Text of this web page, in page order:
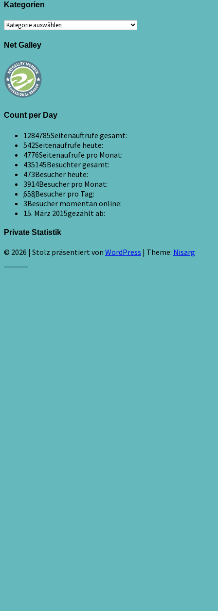
Kategorien
Kategorien
Net Galley
Count per Day
1284785Seitenauftrufe gesamt:
542Seitenaufrufe heute:
4776Seitenaufrufe pro Monat:
435145Besuchter gesamt:
473Besucher heute:
3914Besucher pro Monat:
658Besucher pro Tag:
3Besucher momentan online:
15. März 2015gezählt ab:
Private Statistik
© 2026 | Stolz präsentiert von WordPress | Theme: Nisarg